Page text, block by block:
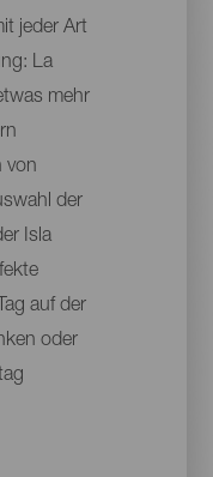
jeder Art
La
mehr
von
der
Isla
auf der
oder